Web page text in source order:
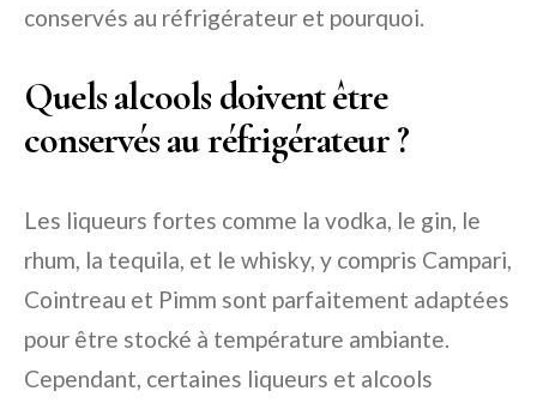
conservés au réfrigérateur et pourquoi.
Quels alcools doivent être
conservés au réfrigérateur ?
Les liqueurs fortes comme la vodka, le gin, le
rhum, la tequila, et le whisky, y compris Campari,
Cointreau et Pimm sont parfaitement adaptées
pour être stocké à température ambiante.
Cependant, certaines liqueurs et alcools